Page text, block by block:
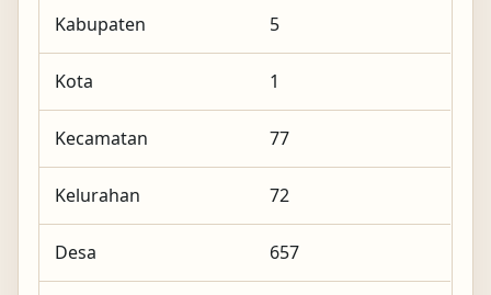
Kabupaten 5
Kota 1
Kecamatan 77
Kelurahan 72
Desa 657